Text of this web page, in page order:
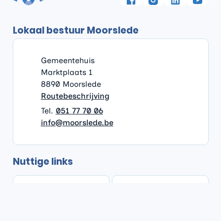
FacebookInstagram
LinkedIn
Lokaal bestuur Moorslede
Contact & openingsuren
AdresGemeentehuis
Marktplaats 1
,8890 Moorslede
Routebeschrijving
051 77 70 06
E-mailinfo@moorslede.be
Nuttige links